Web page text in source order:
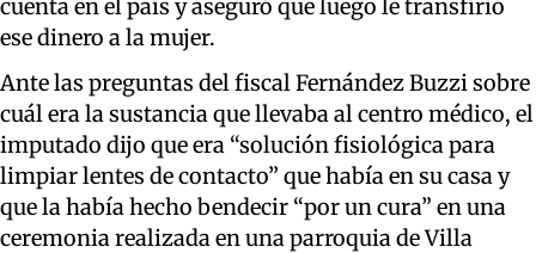
cuenta en el país y aseguró que luego le transfirió
ese dinero a la mujer.
Ante las preguntas del fiscal Fernández Buzzi sobre
cuál era la sustancia que llevaba al centro médico, el
imputado dijo que era “solución fisiológica para
limpiar lentes de contacto” que había en su casa y
que la había hecho bendecir “por un cura” en una
ceremonia realizada en una parroquia de Villa